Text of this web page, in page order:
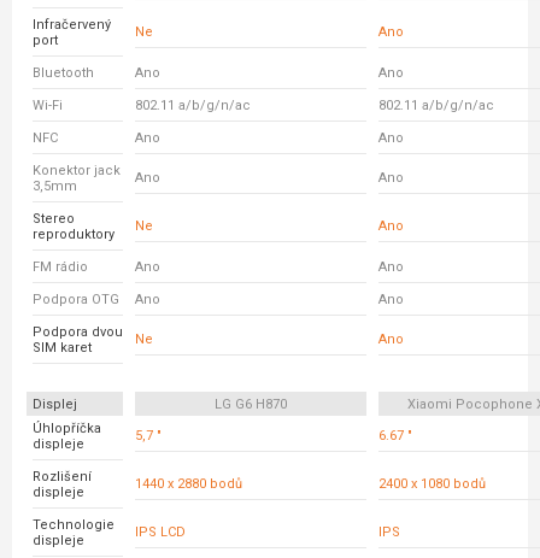
Infračervený
port
Ne Ano
Bluetooth Ano Ano
Wi-Fi 802.11 a/b/g/n/ac 802.11 a/b/g/n/ac
NFC Ano Ano
Konektor jack
3,5mm
Ano Ano
Stereo
reproduktory
Ne Ano
FM rádio Ano Ano
Podpora OTG Ano Ano
Podpora dvou
SIM karet
Ne Ano
Displej LG G6 H870
Xiaomi Pocophone
Úhlopříčka
displeje
5,7 " 6.67 "
Rozlišení
displeje
1440 x 2880 bodů 2400 x 1080 bodů
Technologie
displeje
IPS LCD IPS